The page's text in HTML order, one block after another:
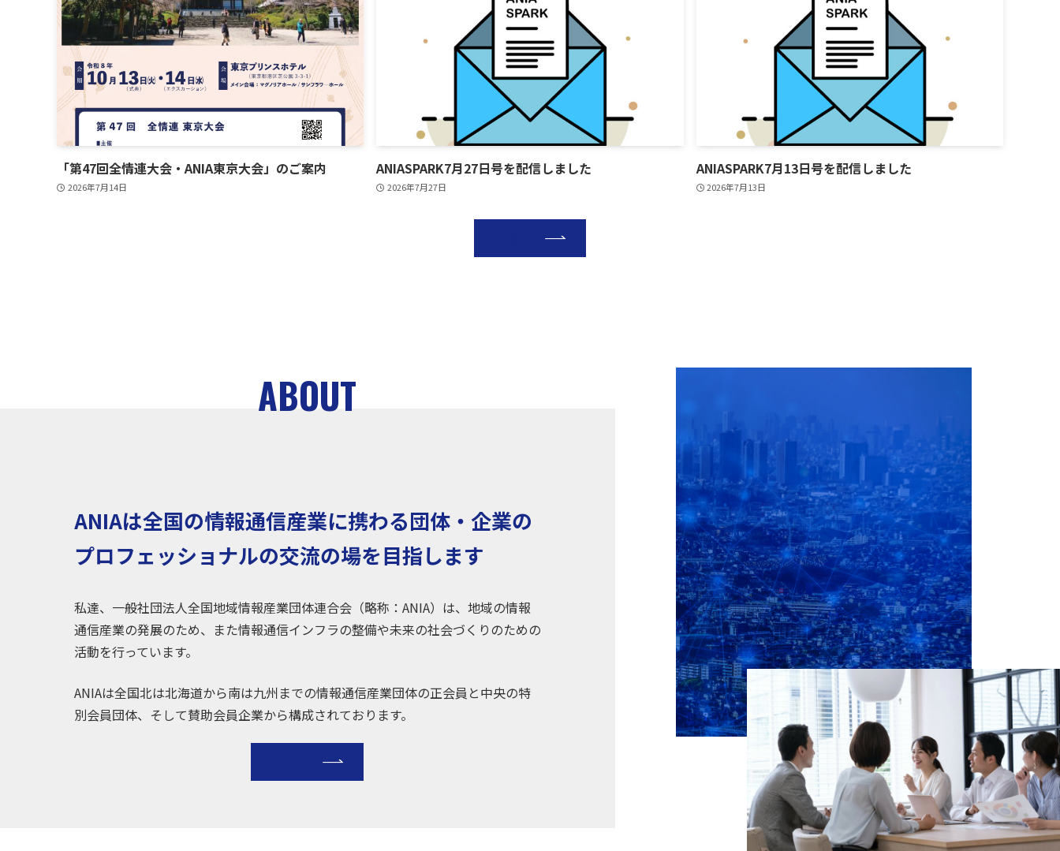
「第47回全情連大会・ANIA東京大会」のご案内
2026年7月14日
ANIASPARK7月27日号を配信しました
2026年7月27日
ANIASPARK7月13日号を配信しました
2026年7月13日
一覧をみる
ABOUT
ANIAは全国の情報通信産業に携わる団体・企業の
プロフェッショナルの交流の場を目指します
私達、一般社団法人全国地域情報産業団体連合会（略称：ANIA）は、地域の情報
通信産業の発展のため、また情報通信インフラの整備や未来の社会づくりのための
活動を行っています。
ANIAは全国北は北海道から南は九州までの情報通信産業団体の正会員と中央の特
別会員団体、そして賛助会員企業から構成されております。
詳しくみる